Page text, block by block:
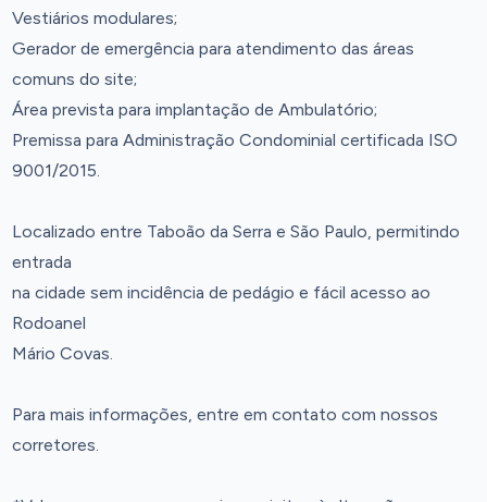
Vestiários modulares;
Gerador de emergência para atendimento das áreas
comuns do site;
Área prevista para implantação de Ambulatório;
Premissa para Administração Condominial certificada ISO
9001/2015.
Localizado entre Taboão da Serra e São Paulo, permitindo
entrada
na cidade sem incidência de pedágio e fácil acesso ao
Rodoanel
Mário Covas.
Para mais informações, entre em contato com nossos
corretores.